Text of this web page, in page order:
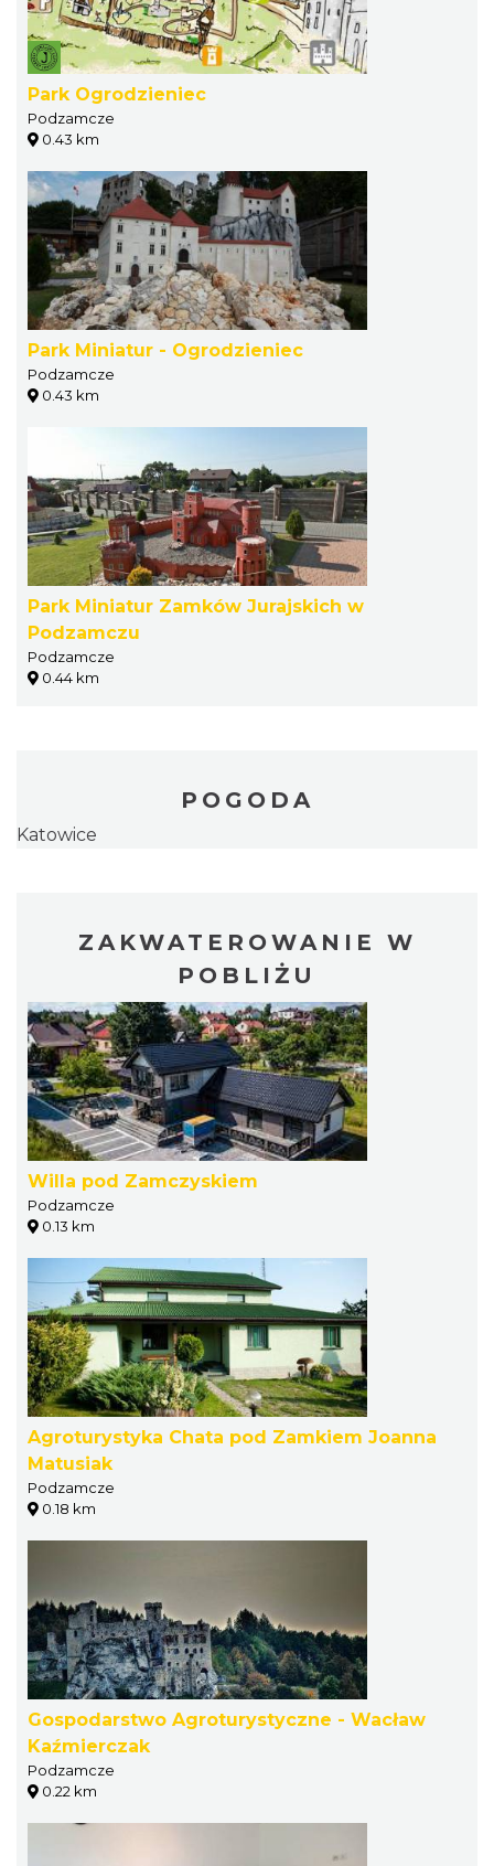
Park Ogrodzieniec
Podzamcze
0.43 km
Park Miniatur - Ogrodzieniec
Podzamcze
0.43 km
Park Miniatur Zamków Jurajskich w
Podzamczu
Podzamcze
0.44 km
POGODA
Katowice
ZAKWATEROWANIE W
POBLIŻU
Willa pod Zamczyskiem
Podzamcze
0.13 km
Agroturystyka Chata pod Zamkiem Joanna
Matusiak
Podzamcze
0.18 km
Gospodarstwo Agroturystyczne - Wacław
Kaźmierczak
Podzamcze
0.22 km